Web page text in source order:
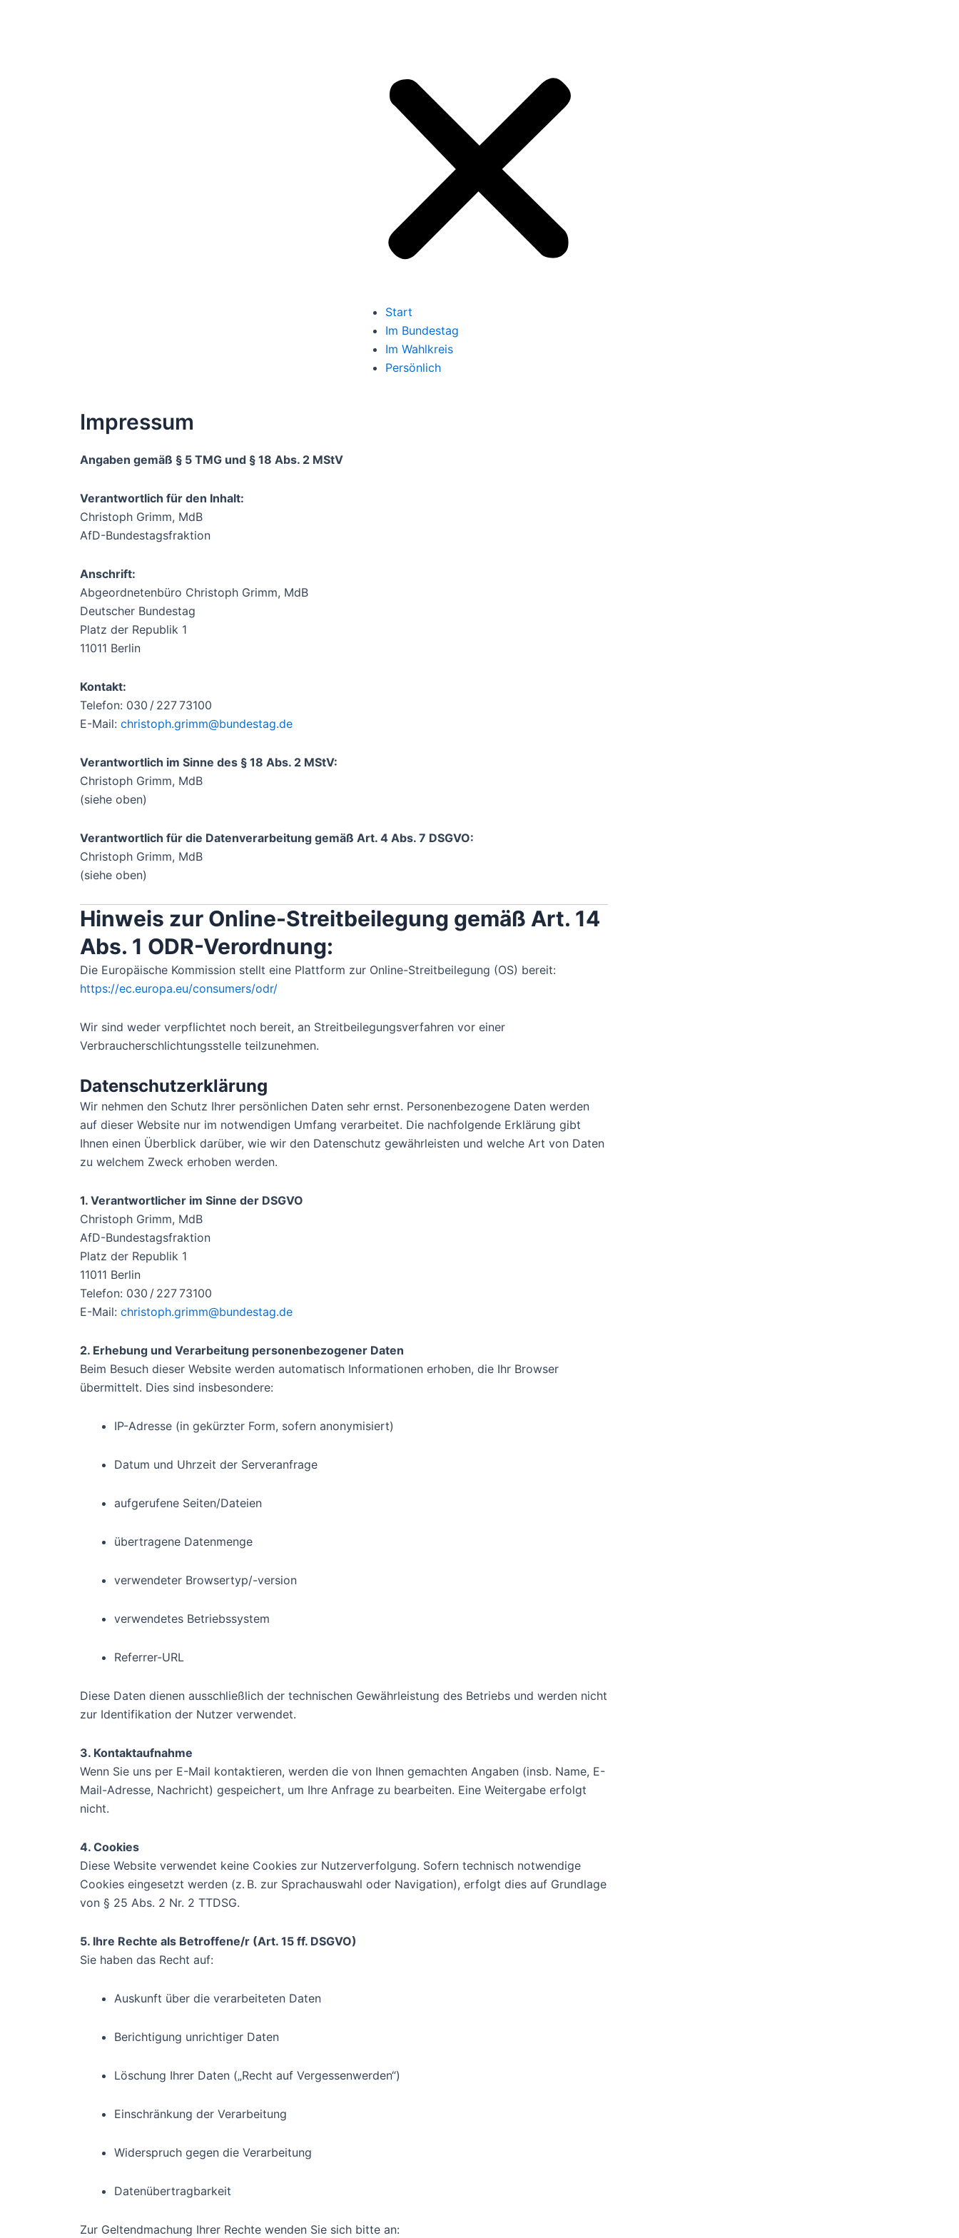
Start
Im Bundestag
Im Wahlkreis
Persönlich
Impressum
Angaben gemäß § 5 TMG und § 18 Abs. 2 MStV
Verantwortlich für den Inhalt:
Christoph Grimm, MdB
AfD-Bundestagsfraktion
Anschrift:
Abgeordnetenbüro Christoph Grimm, MdB
Deutscher Bundestag
Platz der Republik 1
11011 Berlin
Kontakt:
Telefon: 030 / 227 73100
E-Mail: christoph.grimm@bundestag.de
Verantwortlich im Sinne des § 18 Abs. 2 MStV:
Christoph Grimm, MdB
(siehe oben)
Verantwortlich für die Datenverarbeitung gemäß Art. 4 Abs. 7 DSGVO:
Christoph Grimm, MdB
(siehe oben)
Hinweis zur Online-Streitbeilegung gemäß Art. 14
Abs. 1 ODR-Verordnung:
Die Europäische Kommission stellt eine Plattform zur Online-Streitbeilegung (OS) bereit:
https://ec.europa.eu/consumers/odr/
Wir sind weder verpflichtet noch bereit, an Streitbeilegungsverfahren vor einer
Verbraucherschlichtungsstelle teilzunehmen.
Datenschutzerklärung
Wir nehmen den Schutz Ihrer persönlichen Daten sehr ernst. Personenbezogene Daten werden
auf dieser Website nur im notwendigen Umfang verarbeitet. Die nachfolgende Erklärung gibt
Ihnen einen Überblick darüber, wie wir den Datenschutz gewährleisten und welche Art von Daten
zu welchem Zweck erhoben werden.
1. Verantwortlicher im Sinne der DSGVO
Christoph Grimm, MdB
AfD-Bundestagsfraktion
Platz der Republik 1
11011 Berlin
Telefon: 030 / 227 73100
E-Mail: christoph.grimm@bundestag.de
2. Erhebung und Verarbeitung personenbezogener Daten
Beim Besuch dieser Website werden automatisch Informationen erhoben, die Ihr Browser
übermittelt. Dies sind insbesondere:
IP-Adresse (in gekürzter Form, sofern anonymisiert)
Datum und Uhrzeit der Serveranfrage
aufgerufene Seiten/Dateien
übertragene Datenmenge
verwendeter Browsertyp/-version
verwendetes Betriebssystem
Referrer-URL
Diese Daten dienen ausschließlich der technischen Gewährleistung des Betriebs und werden nicht
zur Identifikation der Nutzer verwendet.
3. Kontaktaufnahme
Wenn Sie uns per E-Mail kontaktieren, werden die von Ihnen gemachten Angaben (insb. Name, E-
Mail-Adresse, Nachricht) gespeichert, um Ihre Anfrage zu bearbeiten. Eine Weitergabe erfolgt
nicht.
4. Cookies
Diese Website verwendet keine Cookies zur Nutzerverfolgung. Sofern technisch notwendige
Cookies eingesetzt werden (z. B. zur Sprachauswahl oder Navigation), erfolgt dies auf Grundlage
von § 25 Abs. 2 Nr. 2 TTDSG.
5. Ihre Rechte als Betroffene/r (Art. 15 ff. DSGVO)
Sie haben das Recht auf:
Auskunft über die verarbeiteten Daten
Berichtigung unrichtiger Daten
Löschung Ihrer Daten („Recht auf Vergessenwerden“)
Einschränkung der Verarbeitung
Widerspruch gegen die Verarbeitung
Datenübertragbarkeit
Zur Geltendmachung Ihrer Rechte wenden Sie sich bitte an: